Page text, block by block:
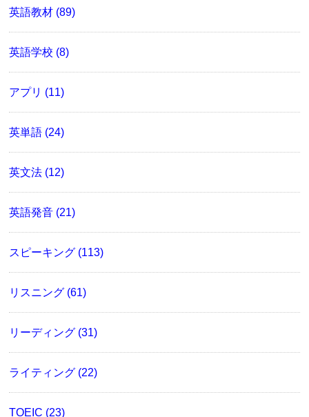
英語教材 (89)
英語学校 (8)
アプリ (11)
英単語 (24)
英文法 (12)
英語発音 (21)
スピーキング (113)
リスニング (61)
リーディング (31)
ライティング (22)
TOEIC (23)